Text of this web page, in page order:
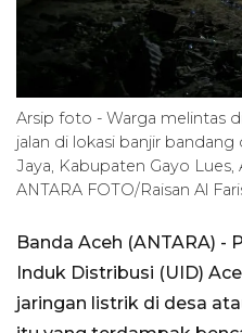
Arsip foto - Warga melintas
jalan di lokasi banjir
Jaya, Kabupaten Gayo Lues,
ANTARA FOTO/Raisan Al
Banda Aceh (ANTARA) -
Induk Distribusi (UID)
jaringan listrik di desa